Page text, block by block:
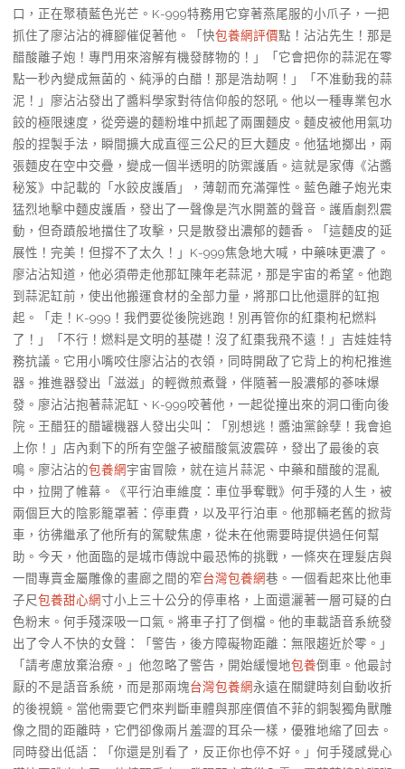
口，正在聚積藍色光芒。K-999特務用它穿著燕尾服的小爪子，一把
抓住了廖沾沾的褲腳催促著他。「快包養網評價點！沾沾先生！那是
醋酸離子炮！專門用來溶解有機發酵物的！」「它會把你的蒜泥在零
點一秒內變成無菌的、純淨的白醋！那是浩劫啊！」「不准動我的蒜
泥！」廖沾沾發出了醬料學家對待信仰般的怒吼。他以一種專業包水
餃的極限速度，從旁邊的麵粉堆中抓起了兩團麵皮。麵皮被他用氣功
般的捏製手法，瞬間擴大成直徑三公尺的巨大麵皮。他猛地擲出，兩
張麵皮在空中交疊，變成一個半透明的防禦護盾。這就是家傳《沾醬
秘笈》中記載的「水餃皮護盾」，薄韌而充滿彈性。藍色離子炮光束
猛烈地擊中麵皮護盾，發出了一聲像是汽水開蓋的聲音。護盾劇烈震
動，但奇蹟般地擋住了攻擊，只是散發出濃郁的麵香。「這麵皮的延
展性！完美！但撐不了太久！」K-999焦急地大喊，中藥味更濃了。
廖沾沾知道，他必須帶走他那缸陳年老蒜泥，那是宇宙的希望。他跑
到蒜泥缸前，使出他搬運食材的全部力量，將那口比他還胖的缸抱
起。「走！K-999！我們要從後院逃跑！別再管你的紅棗枸杞燃料
了！」「不行！燃料是文明的基礎！沒了紅棗我飛不遠！」吉娃娃特
務抗議。它用小嘴咬住廖沾沾的衣領，同時開啟了它背上的枸杞推進
器。推進器發出「滋滋」的輕微煎煮聲，伴隨著一股濃郁的蔘味爆
發。廖沾沾抱著蒜泥缸、K-999咬著他，一起從撞出來的洞口衝向後
院。王醋狂的醋罐機器人發出尖叫：「別想逃！醬油黨餘孽！我會追
上你！」店內剩下的所有空盤子被醋酸氣波震碎，發出了最後的哀
鳴。廖沾沾的包養網宇宙冒險，就在這片蒜泥、中藥和醋酸的混亂
中，拉開了帷幕。《平行泊車維度：車位爭奪戰》何手殘的人生，被
兩個巨大的陰影籠罩著：停車費，以及平行泊車。他那輛老舊的掀背
車，彷彿繼承了他所有的駕駛焦慮，從未在他需要時提供過任何幫
助。今天，他面臨的是城市傳說中最恐怖的挑戰，一條夾在理髮店與
一間專賣金屬雕像的畫廊之間的窄台灣包養網巷。一個看起來比他車
子尺包養甜心網寸小上三十公分的停車格，上面還灑著一層可疑的白
色粉末。何手殘深吸一口氣。將車子打了倒檔。他的車載語音系統發
出了令人不快的女聲：「警告，後方障礙物距離：無限趨近於零。」
「請考慮放棄治療。」他忽略了警告，開始緩慢地包養倒車。他最討
厭的不是語音系統，而是那兩塊台灣包養網永遠在關鍵時刻自動收折
的後視鏡。當他需要它們來判斷車體與那座價值不菲的銅製獨角獸雕
像之間的距離時，它們卻像兩片羞澀的耳朵一樣，優雅地縮了回去。
同時發出低語：「你還是別看了，反正你也停不好。」何手殘感覺心